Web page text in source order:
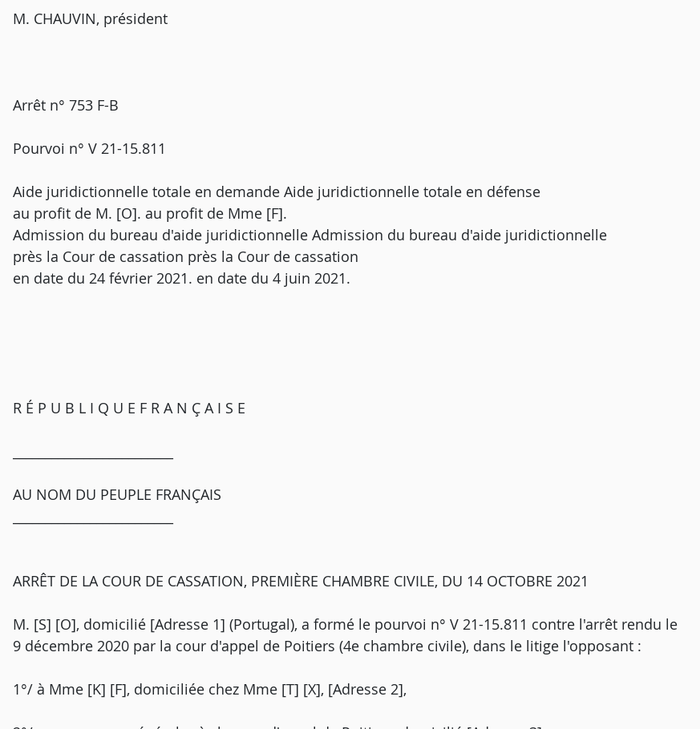
M. CHAUVIN, président
Arrêt n° 753 F-B
Pourvoi n° V 21-15.811
Aide juridictionnelle totale en demande Aide juridictionnelle totale en défense
au profit de M. [O]. au profit de Mme [F].
Admission du bureau d'aide juridictionnelle Admission du bureau d'aide juridictionnelle
près la Cour de cassation près la Cour de cassation
en date du 24 février 2021. en date du 4 juin 2021.
R É P U B L I Q U E F R A N Ç A I S E
AU NOM DU PEUPLE FRANÇAIS
ARRÊT DE LA COUR DE CASSATION, PREMIÈRE CHAMBRE CIVILE, DU 14 OCTOBRE 2021
M. [S] [O], domicilié [Adresse 1] (Portugal), a formé le pourvoi n° V 21-15.811 contre l'arrêt rendu le
9 décembre 2020 par la cour d'appel de Poitiers (4e chambre civile), dans le litige l'opposant :
1°/ à Mme [K] [F], domiciliée chez Mme [T] [X], [Adresse 2],